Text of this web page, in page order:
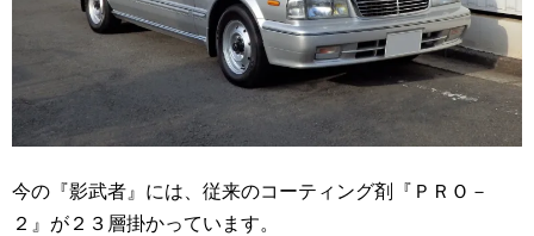
今の『影武者』には、従来のコーティング剤『ＰＲＯ－
２』が２３層掛かっています。